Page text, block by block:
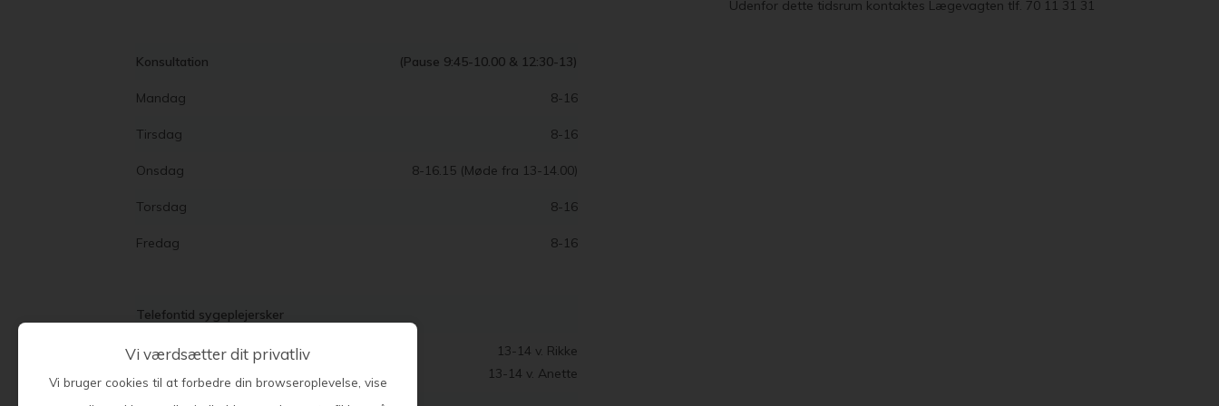
Konsultation (Pause 9:45-10.00 & 12:30-13)
Mandag 8-16
Tirsdag 8-16
Onsdag 8-16.15 (Møde fra 13-14.00)
Torsdag 8-16
Fredag 8-16
Telefontid sygeplejersker
Tirsdag
13-14 v. Rikke
13-14 v. Anette
Udenfor dette tidsrum kontaktes Lægevagten tlf. 70 11 31 31
Vi værdsætter dit privatliv
Vi bruger cookies til at forbedre din browseroplevelse, vise